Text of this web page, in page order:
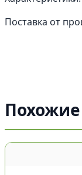
Поставка от